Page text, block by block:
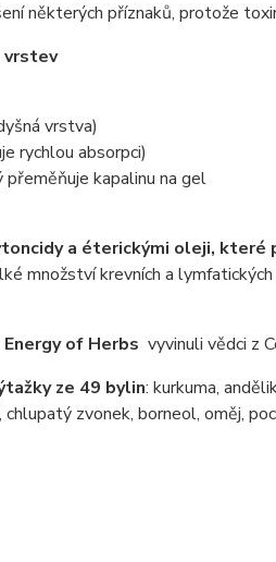
některých příznaků, protože
vrstev
vrstva)
rychlou absorpci)
kapalinu na gel
a éterickými oleji, které
množství krevních a
Energy of Herbs vyvinuli vědci z
ze 49 bylin: kurkuma,
zvonek, borneol, oměj,